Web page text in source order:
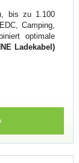
bis zu 1.100
Camping,
optimale
Ladekabel)